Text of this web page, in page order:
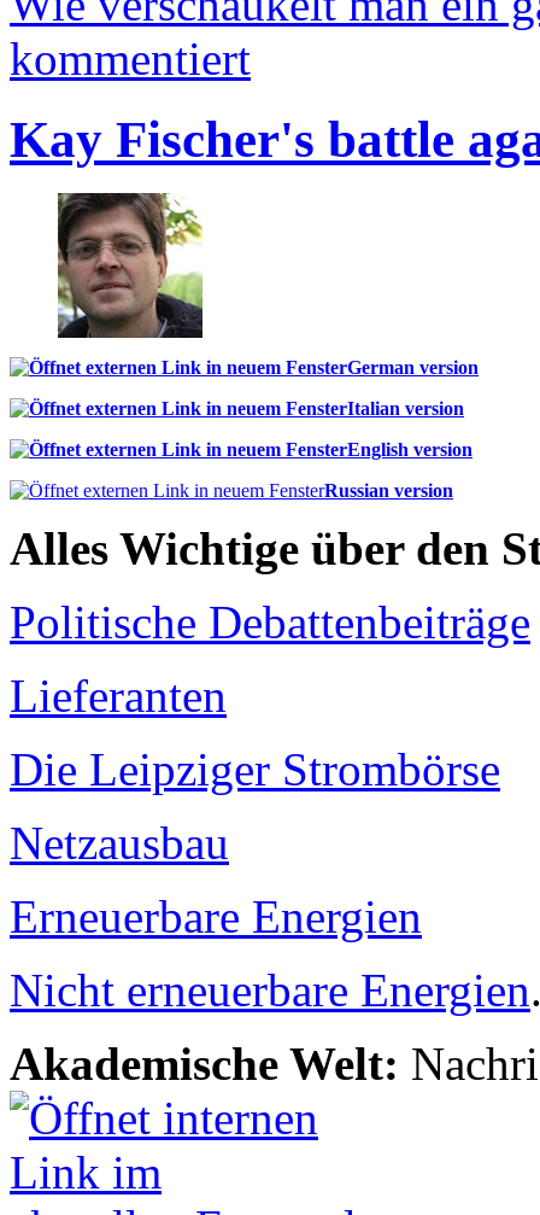
kommentiert
Kay Fischer's battle
German version
Italian version
English version
Russian version
Alles Wichtige über den
Politische Debattenbeiträge
Lieferanten
Die Leipziger Strombörse
Netzausbau
Erneuerbare Energien
Nicht erneuerbare Energien
Akademische Welt: